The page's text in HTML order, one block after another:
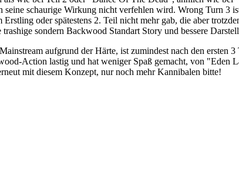
schaurige Wirkung nicht verfehlen wird. Wrong Turn 3
oder spätestens 2. Teil nicht mehr gab, die aber
sondern Backwood Standart Story und bessere
aufgrund der Härte, ist zumindest nach den ersten 3
Action lastig und hat weniger Spaß gemacht, von "Eden
mit diesem Konzept, nur noch mehr Kannibalen bitte!